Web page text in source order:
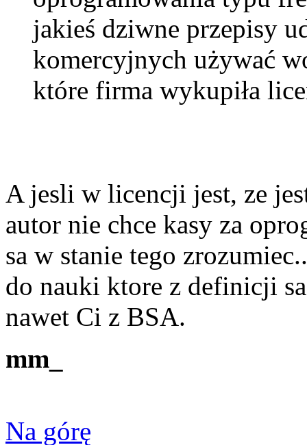
jakieś dziwne przepisy
komercyjnych używać
które firma wykupiła
A jesli w licencji jest, ze
autor nie chce kasy za
sa w stanie tego
do nauki ktore z definicji
nawet Ci z BSA.
mm_
Na górę